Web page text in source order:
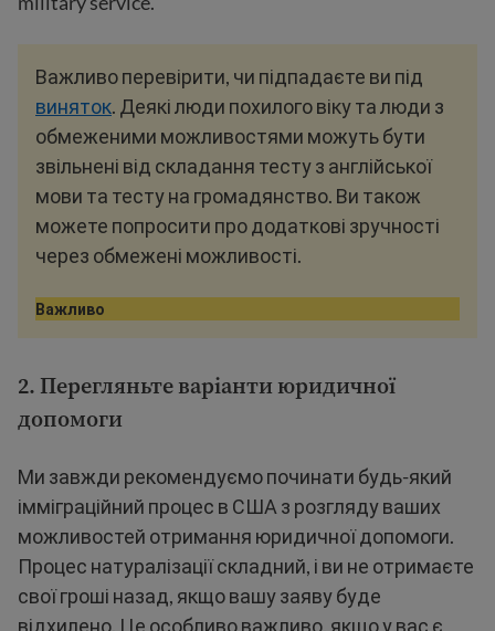
Важливо перевірити, чи підпадаєте ви під
виняток. Деякі люди похилого віку та люди з
обмеженими можливостями можуть бути
звільнені від складання тесту з англійської
мови та тесту на громадянство. Ви також
можете попросити про додаткові зручності
через обмежені можливості.
Важливо
2. Перегляньте варіанти юридичної
допомоги
Ми завжди рекомендуємо починати будь-який
імміграційний процес в США з розгляду ваших
можливостей отримання юридичної допомоги.
Процес натуралізації складний, і ви не отримаєте
свої гроші назад, якщо вашу заяву буде
відхилено. Це особливо важливо, якщо у вас є